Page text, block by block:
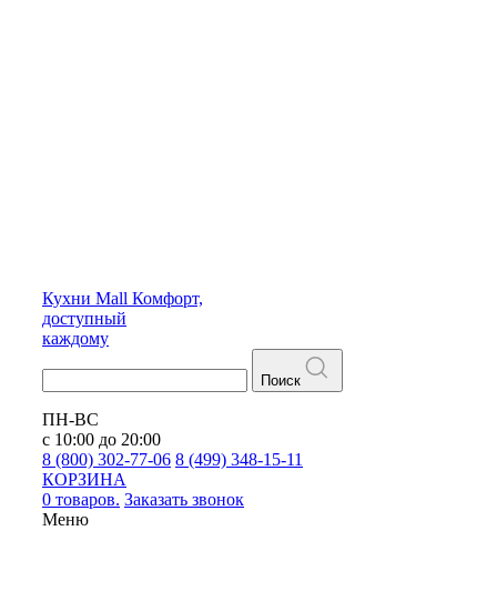
Кухни Mall Комфорт,
доступный
каждому
Поиск
ПН-ВС
с 10:00 до 20:00
8 (800) 302-77-06 8 (499) 348-15-11
КОРЗИНА
0 товаров. Заказать звонок
Меню